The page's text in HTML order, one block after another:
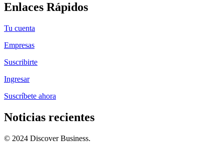
Enlaces Rápidos
Tu cuenta
Empresas
Suscribirte
Ingresar
Suscríbete ahora
Noticias recientes
© 2024 Discover Business.